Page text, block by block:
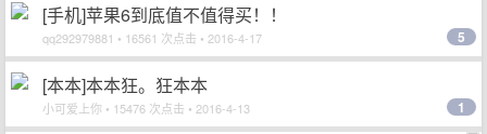
[手机]苹果6到底值不值得买！！
qq292979881 • 16561 次点击 • 2016-4-17 5
[本本]本本狂。狂本本
小可爱上你 • 15476 次点击 • 2016-4-13 1